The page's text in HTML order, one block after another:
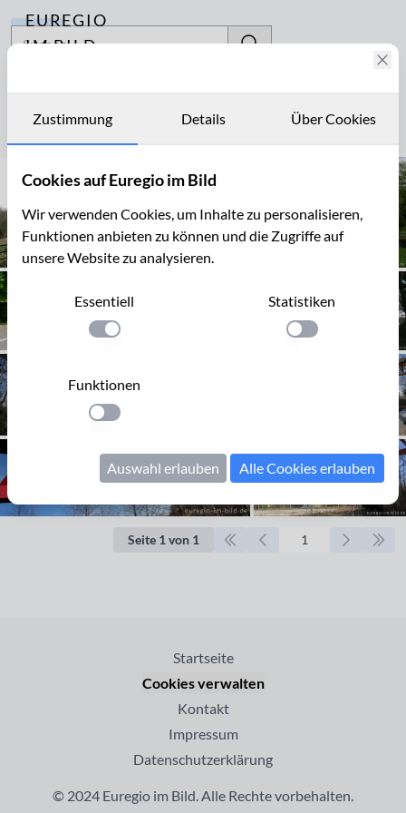
EUREGIO
IM BILD
Archiv
Kontakt
Archiv
Seite 1 von 1
Startseite
Cookies verwalten
Kontakt
Impressum
Datenschutzerklärung
© 2024 Euregio im Bild. Alle Rechte vorbehalten.
Zustimmung Details Über Cookies
Cookies auf Euregio im Bild
Wir verwenden Cookies, um Inhalte zu personalisieren,
Funktionen anbieten zu können und die Zugriffe auf
unsere Website zu analysieren.
Essentiell
Einstellung anwenden
Statistiken
Einstellung
Funktionen
Einstellung anwenden
Auswahl erlauben Alle Cookies erlauben